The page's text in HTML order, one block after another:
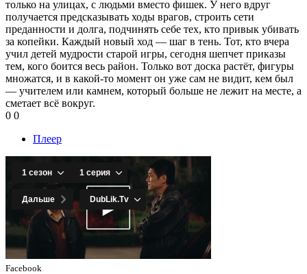
только на улицах, с людьми вместо фишек. У него вдруг
получается предсказывать ходы врагов, строить сети
преданности и долга, подчинять себе тех, кто привык убивать
за копейки. Каждый новый ход — шаг в тень. Тот, кто вчера
учил детей мудрости старой игры, сегодня шепчет приказы
тем, кого боится весь район. Только вот доска растёт, фигуры
множатся, и в какой-то момент он уже сам не видит, кем был
— учителем или камнем, который больше не лежит на месте, а
сметает всё вокруг.
0 0
Плеер
Facebook